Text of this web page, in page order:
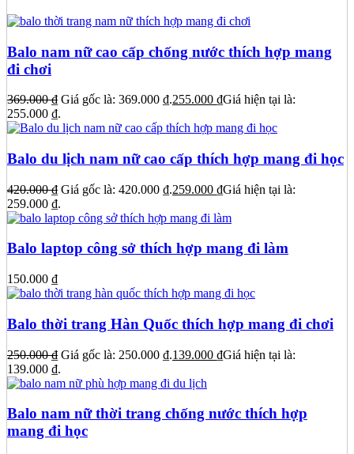
Balo nam nữ cao cấp chống nước thích hợp mang
đi chơi
369.000₫ Giá gốc là: 369.000 ₫.255.000 ₫Giá hiện tại là:
255.000 ₫.
Balo du lịch nam nữ cao cấp thích hợp mang đi học
420.000₫ Giá gốc là: 420.000 ₫.259.000 ₫Giá hiện tại là:
259.000 ₫.
Balo laptop công sở thích hợp mang đi làm
150.000 ₫
Balo thời trang Hàn Quốc thích hợp mang đi chơi
250.000₫ Giá gốc là: 250.000 ₫.139.000 ₫Giá hiện tại là:
139.000 ₫.
Balo nam nữ thời trang chống nước thích hợp
mang đi học